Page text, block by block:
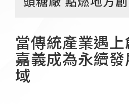
當傳統產業遇上
嘉義成為永續
域